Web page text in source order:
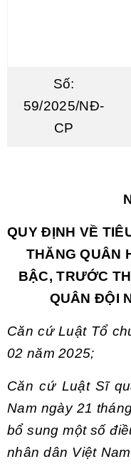
Số:
59/2025/NĐ-
CP
QUY ĐỊNH VỀ
THĂNG QUÂN
BẬC, TRƯỚC
QUÂN ĐỘI
Căn cứ Luật Tổ
02 năm 2025;
Căn cứ Luật Sĩ
Nam ngày 21
bổ sung một số
nhân dân Việt